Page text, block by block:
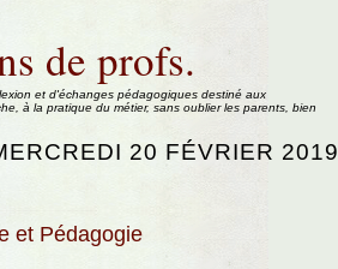
de profs.
et d'échanges pédagogiques destiné aux
à la pratique du métier, sans oublier les parents, bien
20 FÉVRIER 2019
et Pédagogie